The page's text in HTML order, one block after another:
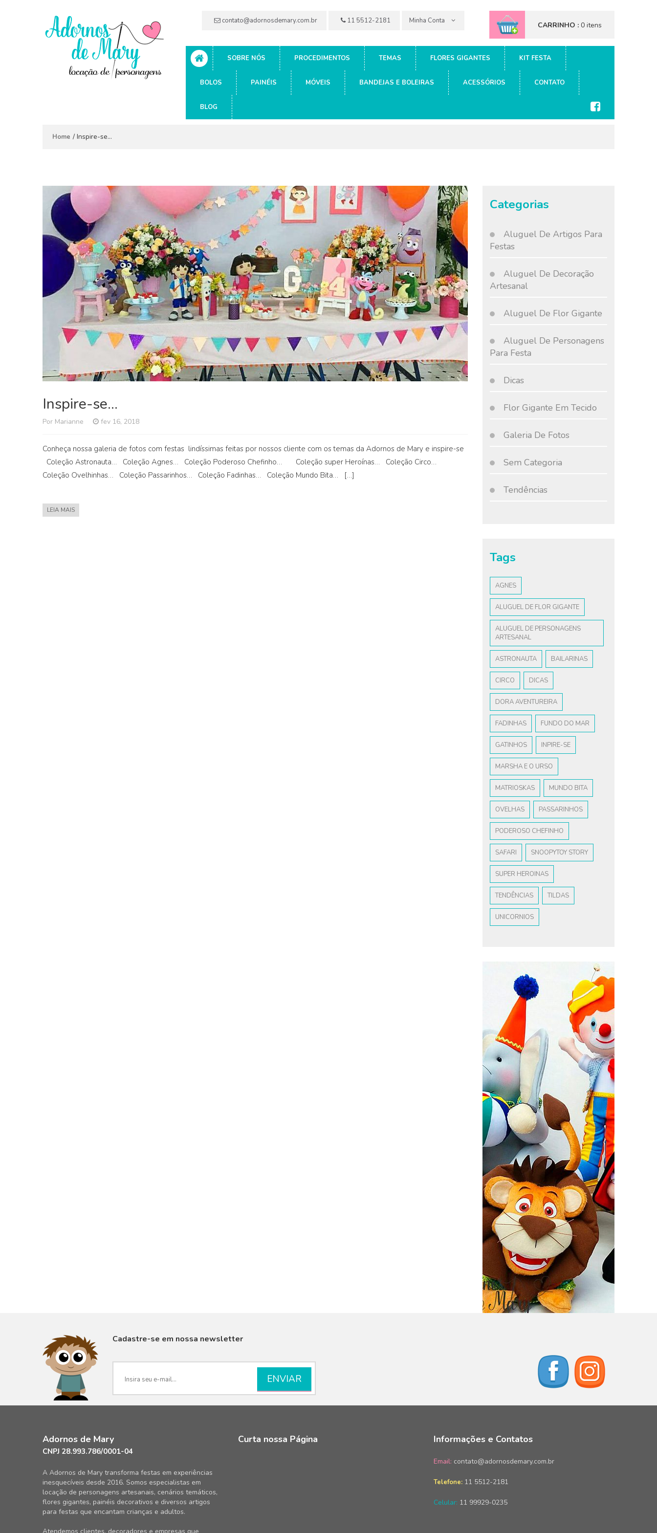
CARRINHO : 0 itens
contato@adornosdemary.com.br 11 5512-2181 Minha Conta
SOBRE NÓS PROCEDIMENTOS TEMAS FLORES GIGANTES KIT FESTA
BOLOS PAINÉIS MÓVEIS BANDEJAS E BOLEIRAS ACESSÓRIOS CONTATO
BLOG
Home / Inspire-se…
Inspire-se…
Por Marianne fev 16, 2018
Conheça nossa galeria de fotos com festas lindíssimas feitas por nossos cliente com os temas da Adornos de Mary e inspire-se
Coleção Astronauta… Coleção Agnes… Coleção Poderoso Chefinho… Coleção super Heroínas… Coleção Circo…
Coleção Ovelhinhas… Coleção Passarinhos… Coleção Fadinhas… Coleção Mundo Bita… […]
LEIA MAIS
Categorias
Aluguel De Artigos Para
Festas
Aluguel De Decoração
Artesanal
Aluguel De Flor Gigante
Aluguel De Personagens
Para Festa
Dicas
Flor Gigante Em Tecido
Galeria De Fotos
Sem Categoria
Tendências
Tags
AGNES
ALUGUEL DE FLOR GIGANTE
ALUGUEL DE PERSONAGENS
ARTESANAL
ASTRONAUTA BAILARINAS
CIRCO DICAS
DORA AVENTUREIRA
FADINHAS FUNDO DO MAR
GATINHOS INPIRE-SE
MARSHA E O URSO
MATRIOSKAS MUNDO BITA
OVELHAS PASSARINHOS
PODEROSO CHEFINHO
SAFARI SNOOPYTOY STORY
SUPER HEROINAS
TENDÊNCIAS TILDAS
UNICORNIOS
Cadastre-se em nossa newsletter
Adornos de Mary
CNPJ 28.993.786/0001-04
A Adornos de Mary transforma festas em experiências
inesquecíveis desde 2016. Somos especialistas em
locação de personagens artesanais, cenários temáticos,
flores gigantes, painéis decorativos e diversos artigos
para festas que encantam crianças e adultos.
Curta nossa Página Informações e Contatos
Email: contato@adornosdemary.com.br
Telefone: 11 5512-2181
Celular: 11 99929-0235